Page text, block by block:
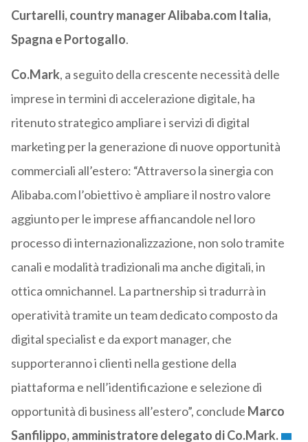
Curtarelli,country manager Alibaba.com Italia,
Spagna e Portogallo.
Co.Mark, a seguito della crescente necessità delle
imprese in termini di accelerazione digitale, ha
ritenuto strategico ampliare i servizi di digital
marketing per la generazione di nuove opportunità
commerciali all’estero: “Attraverso la sinergia con
Alibaba.com l’obiettivo è ampliare il nostro valore
aggiunto per le imprese affiancandole nel loro
processo di internazionalizzazione, non solo tramite
canali e modalità tradizionali ma anche digitali, in
ottica omnichannel. La partnership si tradurrà in
operatività tramite un team dedicato composto da
digital specialist e da export manager, che
supporteranno i clienti nella gestione della
piattaforma e nell’identificazione e selezione di
opportunità di business all’estero”, conclude Marco
Sanfilippo, amministratore delegato di Co.Mark.